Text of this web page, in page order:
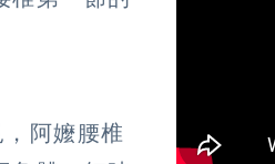
阿嬤腰椎